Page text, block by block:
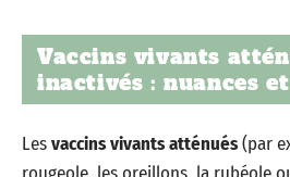
Vaccins vivants
inactivés : nuances
Lesvaccins vivants atténués(par